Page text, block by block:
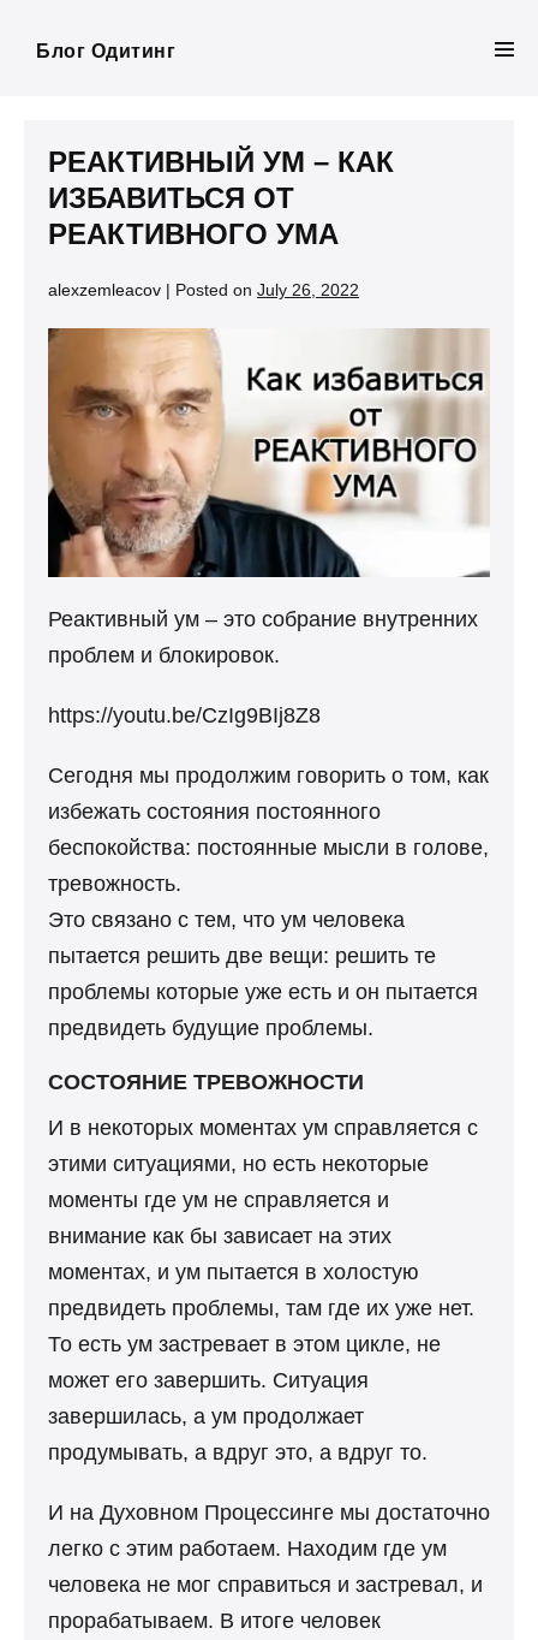
Блог Одитинг
РЕАКТИВНЫЙ УМ – КАК
ИЗБАВИТЬСЯ ОТ
РЕАКТИВНОГО УМА
alexzemleacov | Posted on July 26, 2022
Реактивный ум – это собрание внутренних
проблем и блокировок.
https://youtu.be/CzIg9BIj8Z8
Сегодня мы продолжим говорить о том, как
избежать состояния постоянного
беспокойства: постоянные мысли в голове,
тревожность.
Это связано с тем, что ум человека
пытается решить две вещи: решить те
проблемы которые уже есть и он пытается
предвидеть будущие проблемы.
СОСТОЯНИЕ ТРЕВОЖНОСТИ
И в некоторых моментах ум справляется с
этими ситуациями, но есть некоторые
моменты где ум не справляется и
внимание как бы зависает на этих
моментах, и ум пытается в холостую
предвидеть проблемы, там где их уже нет.
То есть ум застревает в этом цикле, не
может его завершить. Ситуация
завершилась, а ум продолжает
продумывать, а вдруг это, а вдруг то.
И на Духовном Процессинге мы достаточно
легко с этим работаем. Находим где ум
человека не мог справиться и застревал, и
прорабатываем. В итоге человек